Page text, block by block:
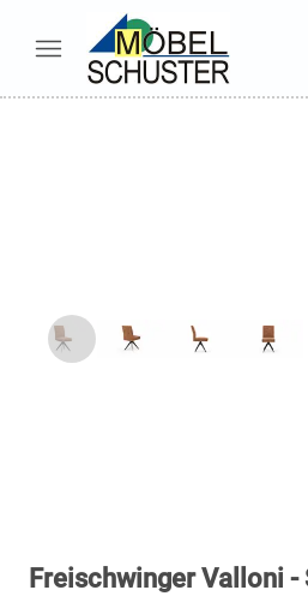
Freischwinger Valloni